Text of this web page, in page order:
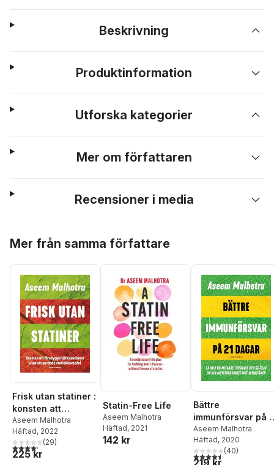
Beskrivning
Produktinformation
Utforska kategorier
Mer om författaren
Recensioner i media
Mer från samma författare
Frisk utan statiner :
konsten att
förebygga
hjärtsjukdomar
utan att använda
statinläkemedel
Aseem Malhotra
Häftad, 2022
4,2utav 5 stjärnor. Totalt antal röster:
(29)
225 kr
Statin-Free Life
Aseem Malhotra
Häftad, 2021
142 kr
Bättre
immunförsvar på
dagar : så blir du
metabolt friskare
och så ökar du din
Aseem Malhotra
Häftad, 2020
4,5utav 5 stjärnor.
(40)